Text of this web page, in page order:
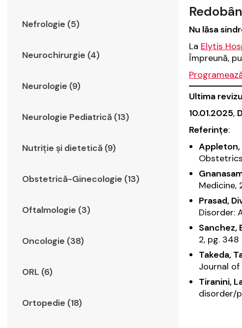
Nefrologie (5)
Neurochirurgie (4)
Neurologie (9)
Neurologie Pediatrică (13)
Nutriție și dietetică (9)
Obstetrică-Ginecologie (13)
Oftalmologie (3)
Oncologie (38)
ORL (6)
Ortopedie (18)
Nu lăsa
La Elytis
Împreună,
Ultima
10.01.2025,
Referințe:
Appleton,
Medicine,
Prasad,
Disorder:
Sanchez,
2, pg.
Takeda,
Journal
Tiranini,
disorder/